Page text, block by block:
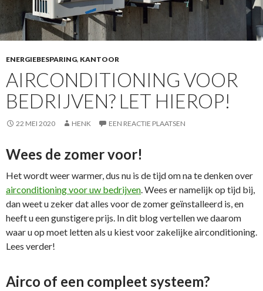
ENERGIEBESPARING, KANTOOR
AIRCONDITIONING VOOR
BEDRIJVEN? LET HIEROP!
22 MEI 2020 HENK EEN REACTIE PLAATSEN
Wees de zomer voor!
Het wordt weer warmer, dus nu is de tijd om na te denken over
airconditioning voor uw bedrijven. Wees er namelijk op tijd bij,
dan weet u zeker dat alles voor de zomer geïnstalleerd is, en
heeft u een gunstigere prijs. In dit blog vertellen we daarom
waar u op moet letten als u kiest voor zakelijke airconditioning.
Lees verder!
Airco of een compleet systeem?